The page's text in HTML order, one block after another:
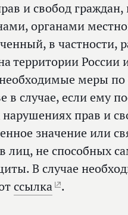
и свобод
органами
в частности,
территории России
меры по
в случае, если ему
прав и
значение или
не способных
В случае
ссылка .